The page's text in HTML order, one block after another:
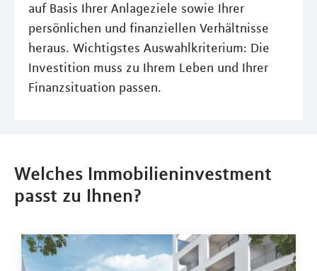
auf Basis Ihrer Anlageziele sowie Ihrer
persönlichen und finanziellen Verhältnisse
heraus. Wichtigstes Auswahlkriterium: Die
Investition muss zu Ihrem Leben und Ihrer
Finanzsituation passen.
Welches Immobilieninvestment
passt zu Ihnen?